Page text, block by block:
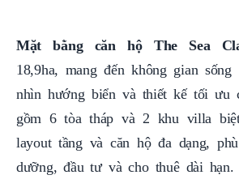
Mặt bằng căn hộ The Sea
18,9ha, mang đến không gian
nhìn hướng biển và thiết kế tối ưu
gồm 6 tòa tháp và 2 khu villa
layout tầng và căn hộ đa dạng,
dưỡng, đầu tư và cho thuê dài hạn.